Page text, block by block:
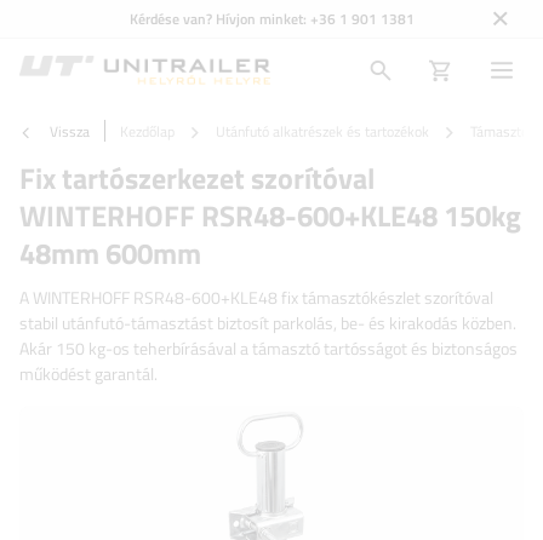
Kérdése van? Hívjon minket: +36 1 901 1381
Vissza Kezdőlap Utánfutó alkatrészek és tartozékok
Fix tartószerkezet szorítóval
WINTERHOFF RSR48-600+KLE48 150kg
48mm 600mm
A WINTERHOFF RSR48-600+KLE48 fix támasztókészlet szorítóval
stabil utánfutó-támasztást biztosít parkolás, be- és kirakodás közben.
Akár 150 kg-os teherbírásával a támasztó tartósságot és biztonságos
működést garantál.